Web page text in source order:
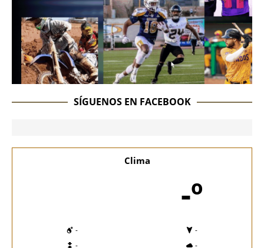
SÍGUENOS EN FACEBOOK
Clima
-º
-
-
-
-